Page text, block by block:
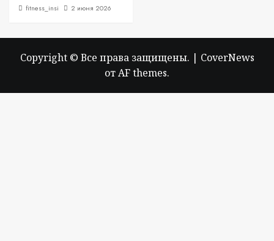
fitness_insi 2 июня 2026
Copyright © Все права защищены. | CoverNews
от AF themes.